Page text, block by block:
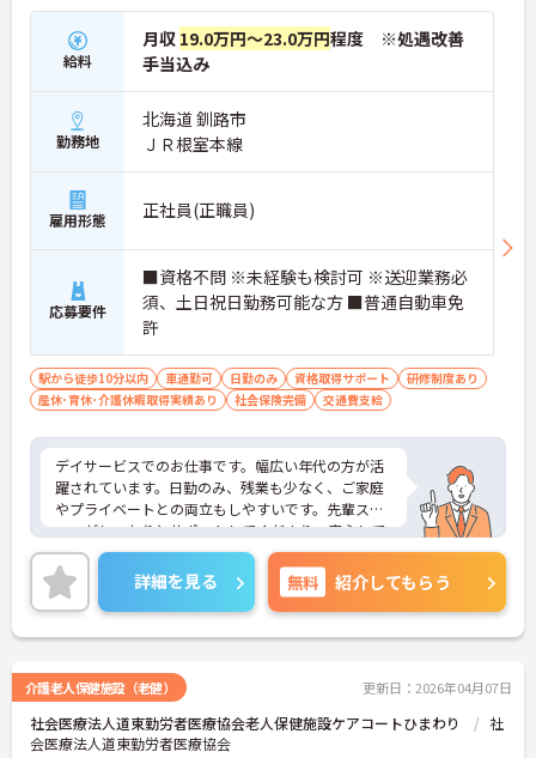
給料
月収 19.0万円～23.0万円程度 ※処遇改善
手当込み
勤務地
北海道 釧路市
ＪＲ根室本線
雇用形態 正社員(正職員)
応募要件
■資格不問 ※未経験も検討可 ※送迎業務必
須、土日祝日勤務可能な方 ■普通自動車免
許
駅から徒歩10分以内 車通勤可 日勤のみ 資格取得サポート
研修制度あり
産休･育休･介護休暇取得実績あり
社会保険完備 交通費支給
デイサービスでのお仕事です。幅広い年代の方が活
躍されています。日勤のみ、残業も少なく、ご家庭
やプライベートとの両立もしやすいです。先輩スタ
ッフがしっかりとサポートしてくださり、安心して
スタートしていただけます。ご興味のある方には、
面接対策ポイントなど、さらに詳細をお話しいたし
ますのでお気軽にご相談ください！
詳細を見る 無料 紹介してもらう
介護老人保健施設（老健） 更新日：2026年04月07日
社会医療法人道東勤労者医療協会老人保健施設ケアコートひまわり
社
会医療法人道東勤労者医療協会